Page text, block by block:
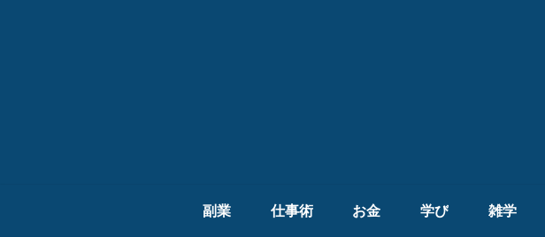
副業 仕事術 お金 学び 雑学